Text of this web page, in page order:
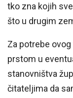
tko zna kojih
što u drugim
Za potrebe
prstom u
stanovništva
čitateljima da